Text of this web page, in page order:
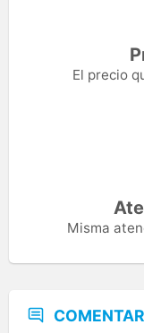
El precio
Misma